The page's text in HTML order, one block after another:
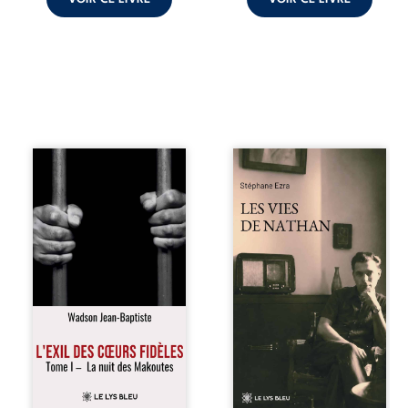
« Une nuit suffit
parfois pour briser
une famille… mais
certaines fidélités
traversent les
années. » Haïti,
sous la dictature
des Duvalier. La
peur s’étend
jusque dans les
villages les plus
reculés. À Bainet,
Jean-Joël Joli
mène une
avec sa famille.
Les vies de
Nathan est un
né en trois jours,
au printemps
2026. Pour la
première fois,
Stéphane Ezra,
médium, a pu
communiquer
avec son père,
disparu depuis
plus de vingt ans
et qu’il n’a jamais
connu. De ce
dialogue par-delà